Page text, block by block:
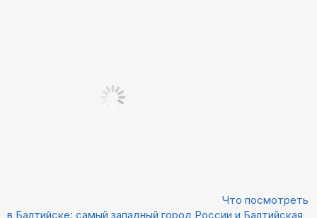
Что посмотреть
в Балтийске: самый западный город России и Балтийская